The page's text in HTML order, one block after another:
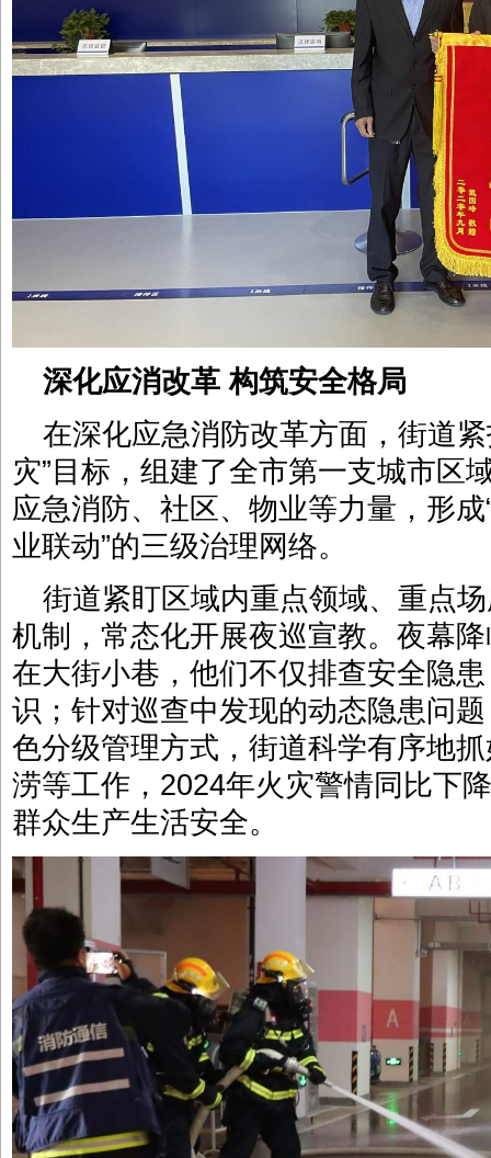
深化应消改革 构筑安全格局
在深化应急消防改革方面，街道
灾”目标，组建了全市第一支城市区
应急消防、社区、物业等力量，形
业联动”的三级治理网络。
街道紧盯区域内重点领域、重点
机制，常态化开展夜巡宣教。夜幕
在大街小巷，他们不仅排查安全隐
识；针对巡查中发现的动态隐患问
色分级管理方式，街道科学有序地
涝等工作，2024年火灾警情同比下
群众生产生活安全。